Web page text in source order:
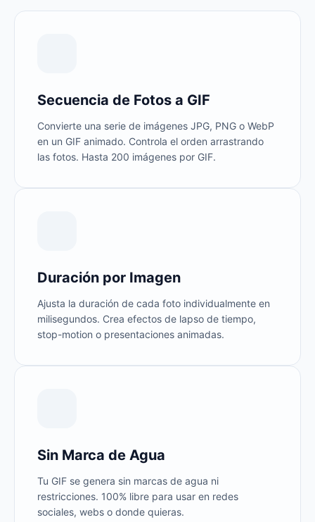
Secuencia de Fotos a GIF
Convierte una serie de imágenes JPG, PNG o WebP
en un GIF animado. Controla el orden arrastrando
las fotos. Hasta 200 imágenes por GIF.
Duración por Imagen
Ajusta la duración de cada foto individualmente en
milisegundos. Crea efectos de lapso de tiempo,
stop-motion o presentaciones animadas.
Sin Marca de Agua
Tu GIF se genera sin marcas de agua ni
restricciones. 100% libre para usar en redes
sociales, webs o donde quieras.